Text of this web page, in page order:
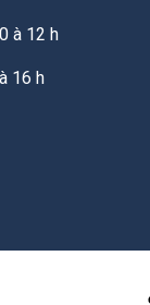
à 12 h
16 h